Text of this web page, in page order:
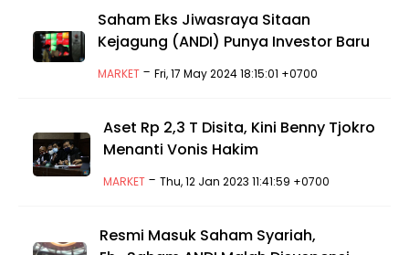
Saham Eks Jiwasraya Sitaan
Kejagung (ANDI) Punya Investor Baru
MARKET -Fri, 17 May 2024 18:15:01 +0700
Aset Rp 2,3 T Disita, Kini Benny Tjokro
Menanti Vonis Hakim
MARKET -Thu, 12 Jan 2023 11:41:59 +0700
Resmi Masuk Saham Syariah,